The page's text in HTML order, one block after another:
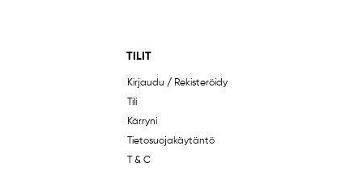
TILIT
Kirjaudu / Rekisteröidy
Tili
Kärryni
Tietosuojakäytäntö
T & C